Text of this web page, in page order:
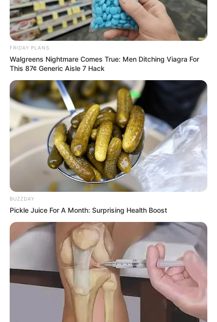
FRIDAY PLANS
Walgreens Nightmare Comes True: Men Ditching Viagra For
This 87¢ Generic Aisle 7 Hack
BUZZDAY
Pickle Juice For A Month: Surprising Health Boost